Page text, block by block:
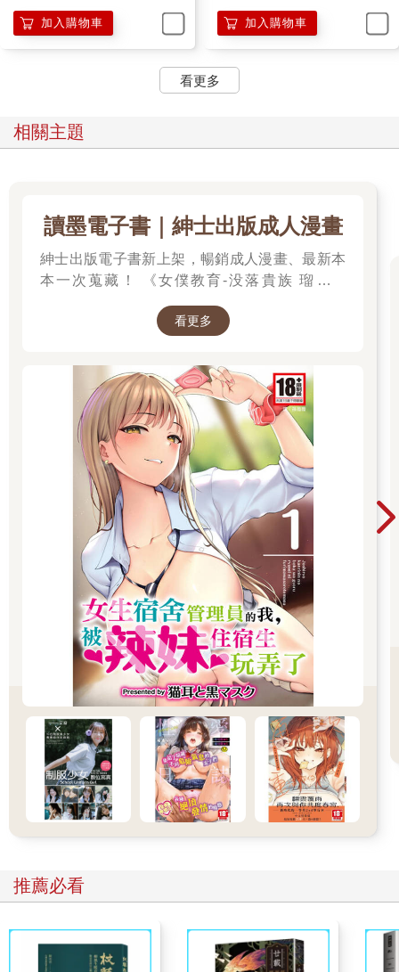
加入購物車 加入購物車
看更多
相關主題
讀墨電子書｜紳士出版成人漫畫
紳士出版電子書新上架，暢銷成人漫畫、最新本
本一次蒐藏！ 《女僕教育-没落貴族 瑠璃川
椿》、《班長的催眠》、《無懈可擊的女上司被
●得死去活來》等熱門系列作品任君挑選，隨時
看更多
推薦必看